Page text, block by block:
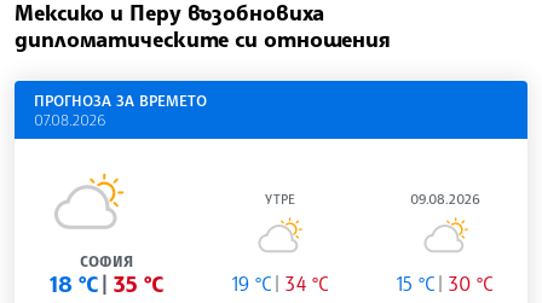
Мексико и Перу възобновиха
дипломатическите си отношения
ПРОГНОЗА ЗА ВРЕМЕТО
07.08.2026
СОФИЯ
18 °C 35 °C
УТРЕ
19 °C 34 °C
09.08.2026
15 °C 30 °C